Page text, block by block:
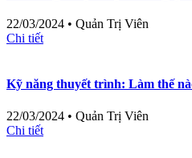
22/03/2024 • Quản Trị Viên
Chi tiết
Kỹ năng thuyết trình: Làm thế
22/03/2024 • Quản Trị Viên
Chi tiết